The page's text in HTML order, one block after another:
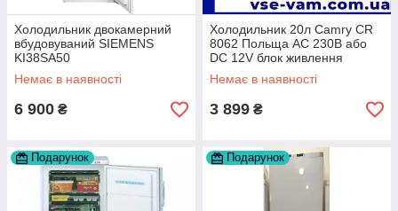
Холодильник двокамерний
вбудовуваний SIEMENS
KI38SA50
Немає в наявності
6 900 ₴
Холодильник 20л Camry CR
8062 Польща AC 230В або
DC 12V блок живлення
Немає в наявності
3 899 ₴
Подарунок Подарунок